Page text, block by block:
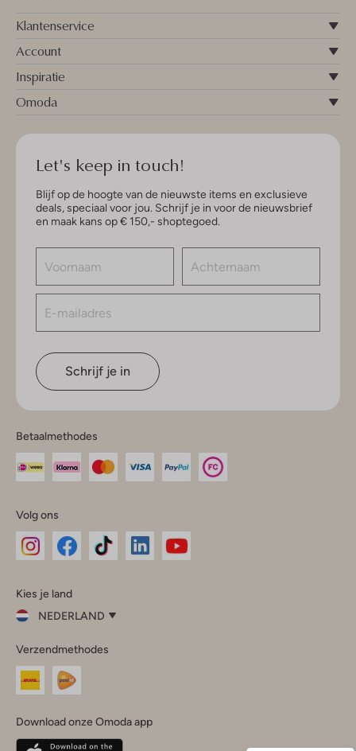
Klantenservice
Account
Inspiratie
Omoda
Let's keep in touch!
Blijf op de hoogte van de nieuwste items en exclusieve
deals, speciaal voor jou. Schrijf je in voor de nieuwsbrief
en maak kans op € 150,- shoptegoed.
Schrijf je in
Betaalmethodes
Volg ons
InstagramFacebook
Kies je land
NEDERLAND
je
land
Nederland
Belgique(Français)
Verzendmethodes
Download onze Omoda app